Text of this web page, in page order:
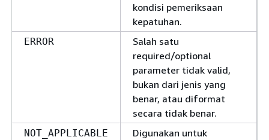
kondisi pemeriksaan
kepatuhan.
ERROR
Salah satu
required/optional
parameter tidak valid,
bukan dari jenis yang
benar, atau diformat
secara tidak benar.
NOT_APPLICABLE
Digunakan untuk